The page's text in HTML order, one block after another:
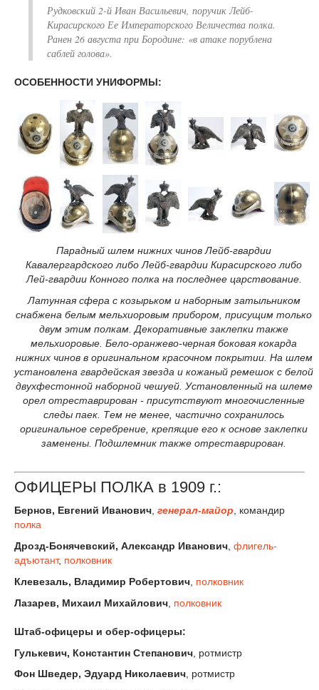
Рудковский 2-й Иван Васильевич, поручик Лейб-
Кирасирского Ее Императорского Величества полка.
Ранен 26 августа при Бородине: «в атаке порублена
саблей голова».
ОСОБЕННОСТИ УНИФОРМЫ:
Парадный шлем нижних чинов Лейб-гвардии
Кавалергардского либо Лейб-гвардии Кирасирского либо
Лей-гвардии Конного полка на последнее царствование.
Латунная сфера с козырьком и наборным затыльником
снабжена белым мельхиоровым прибором, присущим только
двум этим полкам. Декоративные заклепки также
мельхиоровые. Бело-оранжево-черная боковая кокарда
нижних чинов в оригинальном красочном покрытии. На шлем
установлена гвардейская звезда и кожаный ремешок с белой
двухфестонной наборной чешуей. Установленный на шлеме
орел отреставрирован - присутствуют многочисленные
следы паек. Тем не менее, частично сохранилось
оригинальное серебрение, крепящие его к основе заклепки
заменены. Подшлемник также отреставрирован.
ОФИЦЕРЫ ПОЛКА в 1909 г.:
Бернов, Евгений Иванович, генерал-майор, командир
полка
Дрозд-Бонячевский, Александр Иванович флигель-
адъютант, полковник
Клевезаль, Владимир Робертович полковник
Лазарев, Михаил Михайлович полковник
Штаб-офицеры и обер-офицеры:
Гулькевич, Константин Степанович , ротмистр
Фон Шведер, Эдуард Николаевич, ротмистр